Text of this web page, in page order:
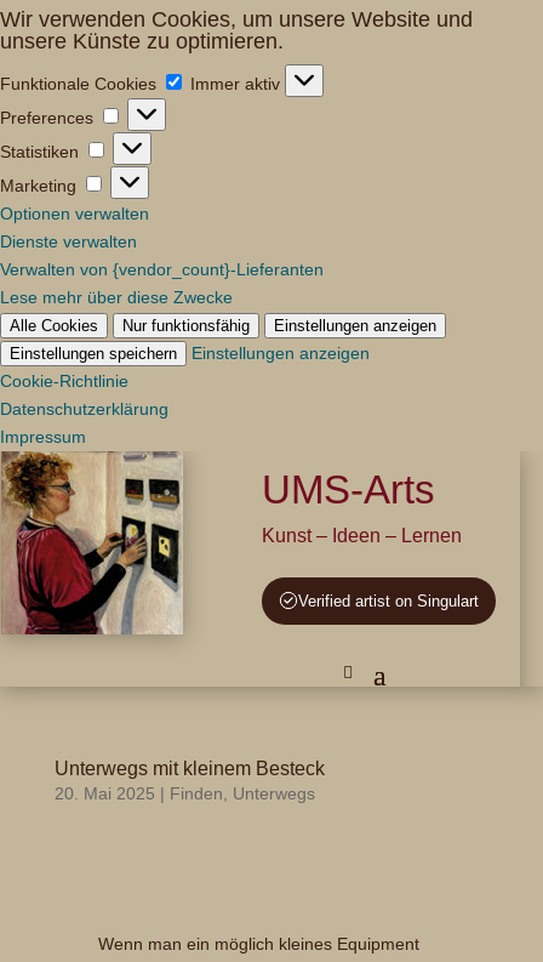
Wir verwenden Cookies, um unsere Website und
unsere Künste zu optimieren.
Funktionale Cookies
Funktionale
Immer aktiv
Preferences
Preferences
Statistiken Statistiken
Marketing
Marketing
Optionen verwalten
Dienste verwalten
Verwalten von {vendor_count}-Lieferanten
Lese mehr über diese Zwecke
Alle Cookies Nur funktionsfähig
Einstellungen anzeigen
Einstellungen speichern
Einstellungen anzeigen
Cookie-Richtlinie
Datenschutzerklärung
Impressum
UMS-Arts
Kunst – Ideen – Lernen
Verified artist on Singulart
Unterwegs mit kleinem Besteck
20. Mai 2025 | Finden Unterwegs
Wenn man ein möglich kleines Equipment